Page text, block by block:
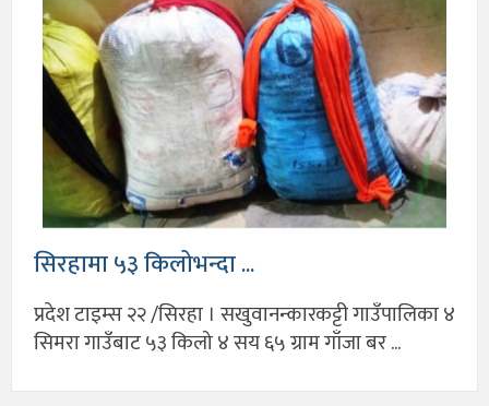
सिरहामा ५३ किलोभन्दा ...
प्रदेश टाइम्स २२ /सिरहा । सखुवानन्कारकट्टी गाउँपालिका ४
सिमरा गाउँबाट ५३ किलो ४ सय ६५ ग्राम गाँजा बर ...